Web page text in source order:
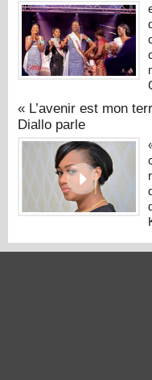
« L’avenir est mon
Diallo parle